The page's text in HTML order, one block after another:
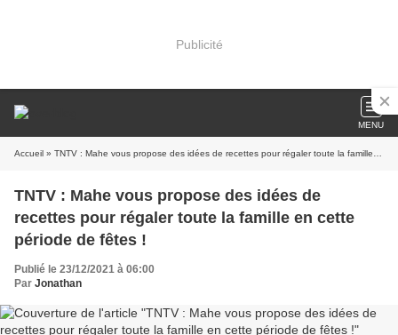
Publicité
MENU
Accueil » TNTV : Mahe vous propose des idées de recettes pour régaler toute la famille en cette période de fêtes !
TNTV : Mahe vous propose des idées de
recettes pour régaler toute la famille en cette
période de fêtes !
Publié le 23/12/2021 à 06:00
Par Jonathan